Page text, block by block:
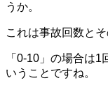
うか。
これは事故回数と
「0-10」の場合は
いうことですね。